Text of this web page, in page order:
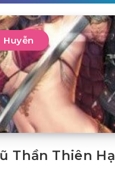
Huyễn
Thần Thiên Hạ